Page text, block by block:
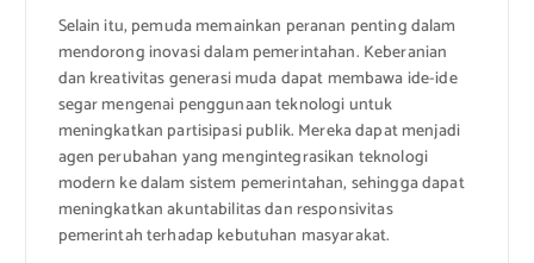
Selain itu, pemuda memainkan peranan penting dalam
mendorong inovasi dalam pemerintahan. Keberanian
dan kreativitas generasi muda dapat membawa ide-ide
segar mengenai penggunaan teknologi untuk
meningkatkan partisipasi publik. Mereka dapat menjadi
agen perubahan yang mengintegrasikan teknologi
modern ke dalam sistem pemerintahan, sehingga dapat
meningkatkan akuntabilitas dan responsivitas
pemerintah terhadap kebutuhan masyarakat.